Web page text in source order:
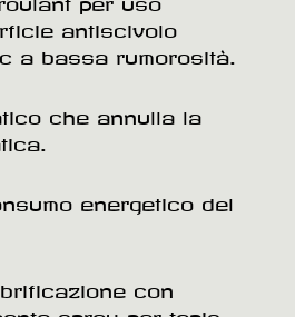
antiscivolo
a bassa rumorosità.
che annulla la
energetico del
con